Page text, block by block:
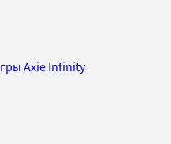
Axie Infinity